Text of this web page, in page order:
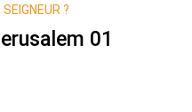
?
01